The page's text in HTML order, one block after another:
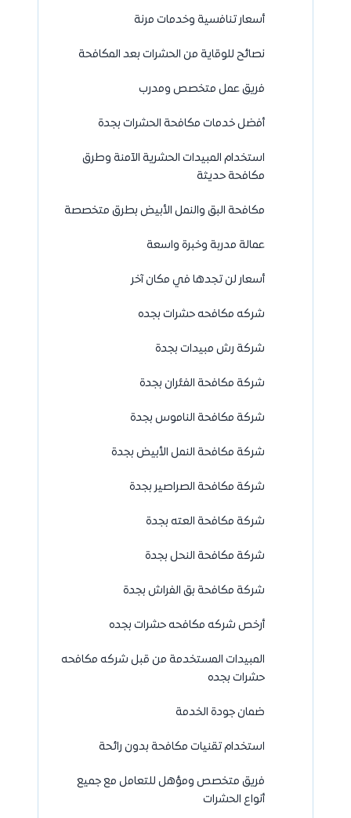
أسعار تنافسية وخدمات مرنة
نصائح للوقاية من الحشرات بعد المكافحة
فريق عمل متخصص ومدرب
أفضل خدمات مكافحة الحشرات بجدة
استخدام المبيدات الحشرية الآمنة وطرق
مكافحة حديثة
مكافحة البق والنمل الأبيض بطرق متخصصة
عمالة مدربة وخبرة واسعة
أسعار لن تجدها في مكان آخر
شركه مكافحه حشرات بجده
شركة رش مبيدات بجدة
شركة مكافحة الفئران بجدة
شركة مكافحة الناموس بجدة
شركة مكافحة النمل الأبيض بجدة
شركة مكافحة الصراصير بجدة
شركة مكافحة العته بجدة
شركة مكافحة النحل بجدة
شركة مكافحة بق الفراش بجدة
أرخص شركه مكافحه حشرات بجده
المبيدات المستخدمة من قبل شركه مكافحه
حشرات بجده
ضمان جودة الخدمة
استخدام تقنيات مكافحة بدون رائحة
فريق متخصص ومؤهل للتعامل مع جميع
أنواع الحشرات